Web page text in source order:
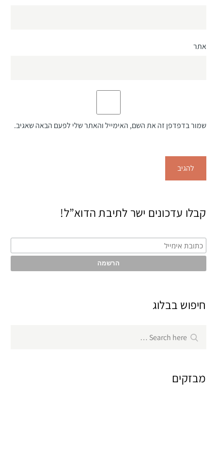
אתר
שמור בדפדפן זה את השם, האימייל והאתר שלי לפעם הבאה שאגיב.
קבלו עדכונים ישר לתיבת הדוא”ל!
חיפוש בבלוג
for:
Search
מבזקים